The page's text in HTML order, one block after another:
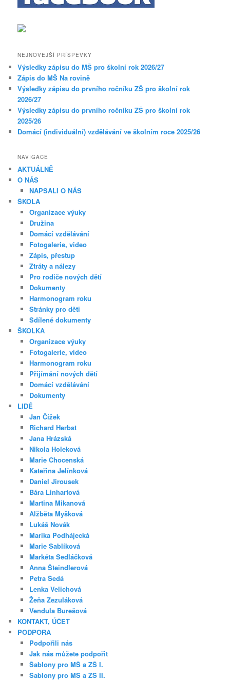
NEJNOVĚJŠÍ PŘÍSPĚVKY
Výsledky zápisu do MŠ pro školní rok 2026/27
Zápis do MŠ Na rovině
Výsledky zápisu do prvního ročníku ZŠ pro školní rok
2026/27
Výsledky zápisu do prvního ročníku ZŠ pro školní rok
2025/26
Domácí (individuální) vzdělávání ve školním roce 2025/26
NAVIGACE
AKTUÁLNĚ
O NÁS
NAPSALI O NÁS
ŠKOLA
Organizace výuky
Družina
Domácí vzdělávání
Fotogalerie, video
Zápis, přestup
Ztráty a nálezy
Pro rodiče nových dětí
Dokumenty
Harmonogram roku
Stránky pro děti
Sdílené dokumenty
ŠKOLKA
Organizace výuky
Fotogalerie, video
Harmonogram roku
Přijímání nových dětí
Domácí vzdělávání
Dokumenty
LIDÉ
Jan Čížek
Richard Herbst
Jana Hrázská
Nikola Holeková
Marie Chocenská
Kateřina Jelínková
Daniel Jirousek
Bára Linhartová
Martina Mikanová
Alžběta Myšková
Lukáš Novák
Marika Podhájecká
Marie Sablíková
Markéta Sedláčková
Anna Šteindlerová
Petra Šedá
Lenka Velichová
Žeňa Zezuláková
Vendula Burešová
KONTAKT, ÚČET
PODPORA
Podpořili nás
Jak nás můžete podpořit
Šablony pro MŠ a ZŠ I.
Šablony pro MŠ a ZŠ II.